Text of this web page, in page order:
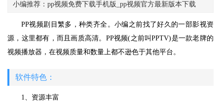
小编推荐：pp视频免费下载手机版_pp视频官方最新版本下载
PP视频剧目繁多，种类齐全。小编之前找了好久的一部影视资
源，这里都有，而且画质高清。PP视频(之前叫PPTV)是一款老牌的
视频播放器，在视频质量和数量上都不逊色于其他平台。
软件特色：
1、资源丰富